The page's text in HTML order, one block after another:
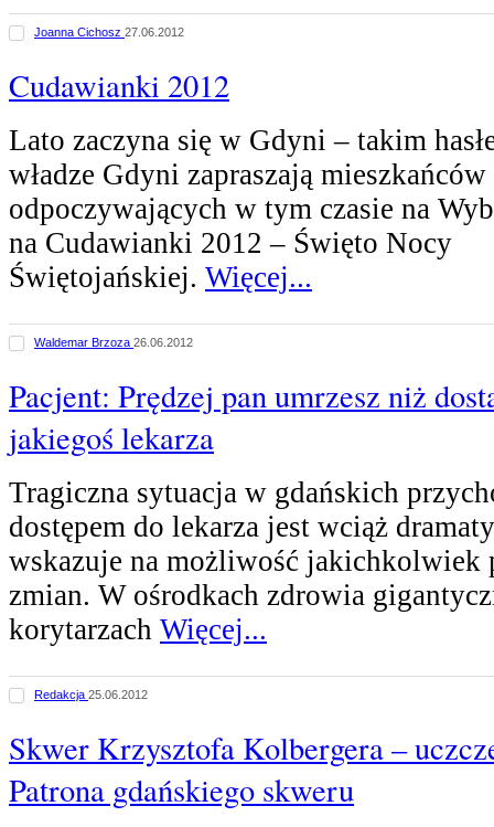
Joanna Cichosz 27.06.2012
Cudawianki 2012
Lato zaczyna się w Gdyni – takim
władze Gdyni zapraszają
odpoczywających w tym czasie na
na Cudawianki 2012 – Święto Nocy
Świętojańskiej. Więcej...
Waldemar Brzoza 26.06.2012
Pacjent: Prędzej pan umrzesz niż
jakiegoś lekarza
Tragiczna sytuacja w gdańskich
dostępem do lekarza jest wciąż
wskazuje na możliwość jakichkolwiek
zmian. W ośrodkach zdrowia
korytarzach Więcej...
Redakcja 25.06.2012
Skwer Krzysztofa Kolbergera –
Patrona gdańskiego skweru